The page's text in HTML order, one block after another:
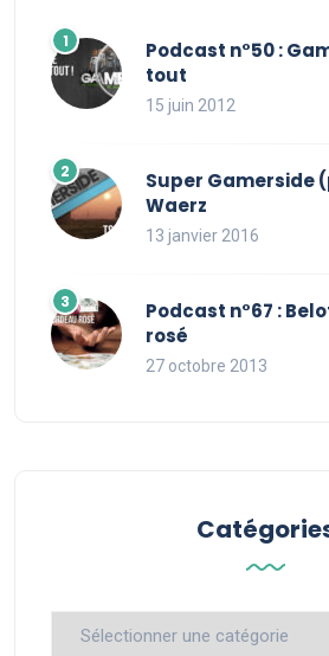
Podcast n°50 :
tout
15 juin 2012
Super Gamerside
Waerz
13 janvier 2016
Podcast n°67 :
rosé
27 octobre 2013
Catégories